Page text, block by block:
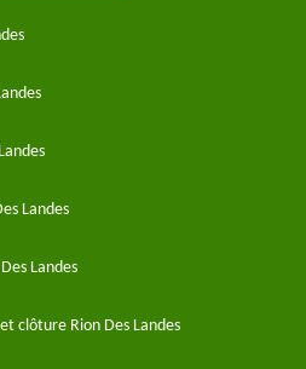
Landes
Landes
clôture Rion Des Landes